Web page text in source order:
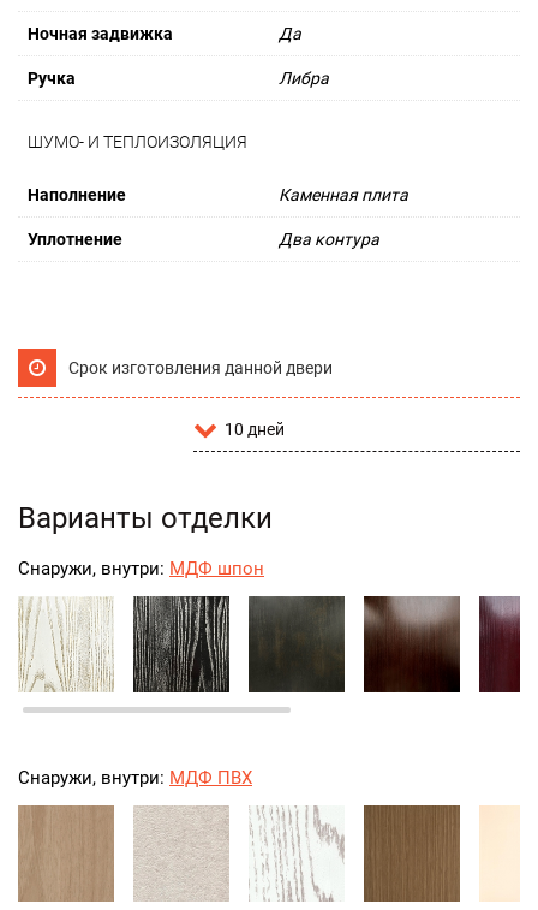
Ночная задвижка Да
Ручка Либра
ШУМО- И ТЕПЛОИЗОЛЯЦИЯ
Наполнение Каменная плита
Уплотнение Два контура
Срок изготовления данной двери
10 дней
Варианты отделки
Снаружи, внутри: МДФ шпон
Снаружи, внутри: МДФ ПВХ